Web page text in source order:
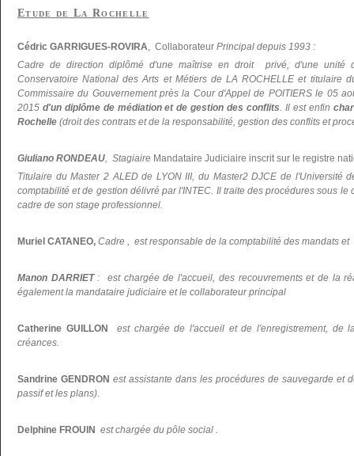
Etude de La Rochelle
Cédric GARRIGUES-ROVIRA, Collaborateur Principal depuis 1993 :
Cadre de direction diplômé d'une maîtrise en droit privé, d'une unité
Conservatoire National des Arts et Métiers de LA ROCHELLE et titulaire
Commissaire du Gouvernement près la Cour d'Appel de POITIERS le 05
2015 d'un diplôme de médiation et de gestion des conflits. Il est enfin
Rochelle (droit des contrats et de la responsabilité, gestion des conflits et
Giuliano RONDEAU, Stagiaire Mandataire Judiciaire inscrit sur le registre
Titulaire du Master 2 ALED de LYON III, du Master2 DJCE de l'Université
comptabilité et de gestion délivré par l'INTEC. Il traite des procédures sous
cadre de son stage professionnel.
Muriel CATANEO, Cadre , est responsable de la comptabilité des mandats et
Manon DARRIET: est chargée de l'accueil, des recouvrements et de la
également la mandataire judiciaire et le collaborateur principal
Catherine GUILLON
est chargée de l'accueil et de l'enregistrement, de
créances.
Sandrine GENDRON est assistante dans les procédures de sauvegarde et
passif et les plans).
Delphine FROUIN est chargée du pôle social .